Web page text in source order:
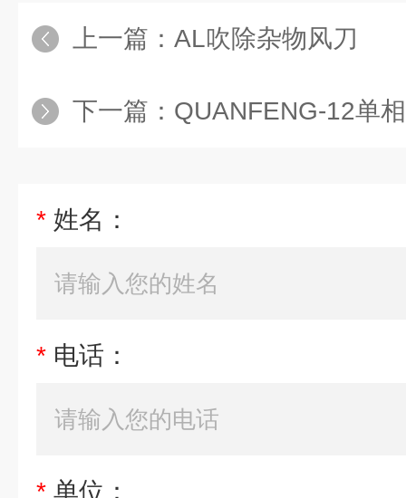
上一篇： AL吹除杂物风刀
下一篇： QUANFENG-12单相
* 姓名：
* 电话：
* 单位：